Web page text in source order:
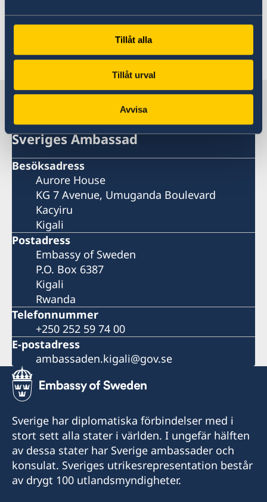
Tillåt alla
Tillåt urval
Avvisa
undvika sanktioner.
Senast uppdaterad 18 feb. 2026, 17.09
Sverige i Rwanda
Sveriges Ambassad
Besöksadress
Aurore House
KG 7 Avenue, Umuganda Boulevard
Kacyiru
Kigali
Postadress
Embassy of Sweden
P.O. Box 6387
Kigali
Rwanda
Telefonnummer
+250 252 59 74 00
E-postadress
ambassaden.kigali@gov.se
Sverige har diplomatiska förbindelser med i
stort sett alla stater i världen. I ungefär hälften
av dessa stater har Sverige ambassader och
konsulat. Sveriges utrikesrepresentation består
av drygt 100 utlandsmyndigheter.